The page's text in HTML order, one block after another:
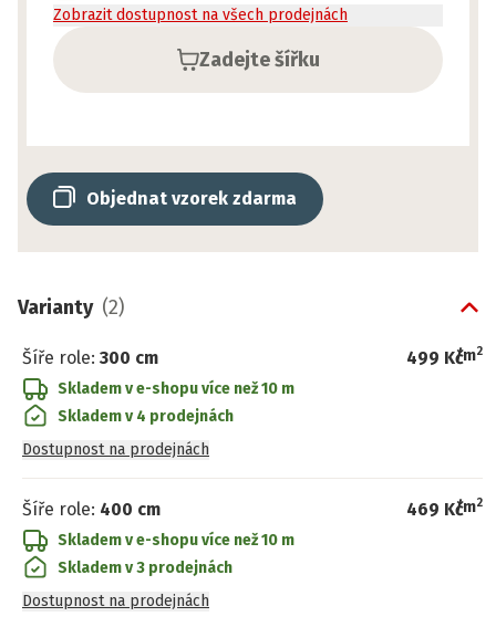
Zadejte šířku
Zobrazit dostupnost na všech prodejnách
Objednat vzorek zdarma
Varianty (2)
Šíře role: 300 cm 499 Kč
/m2
Skladem v e-shopuvíce než 10 m
Skladem v 4 prodejnách
Dostupnost na prodejnách
Šíře role: 400 cm 469 Kč
/m2
Skladem v e-shopuvíce než 10 m
Skladem v 3 prodejnách
Dostupnost na prodejnách